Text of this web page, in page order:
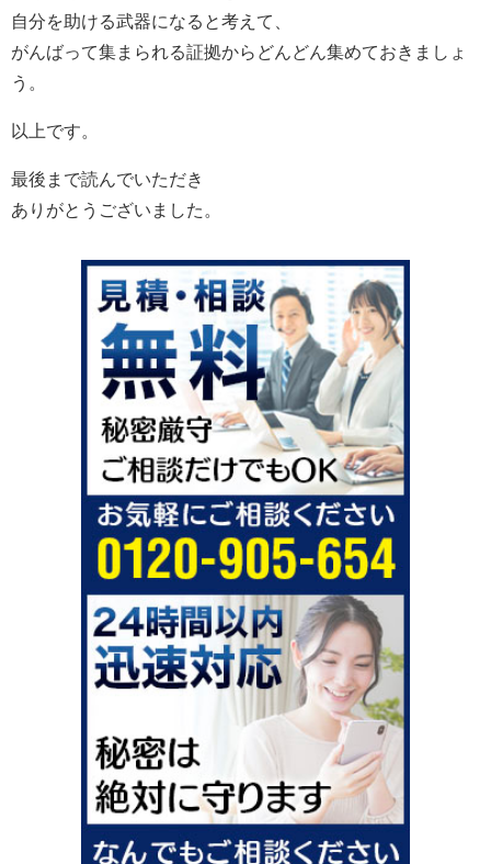
自分を助ける武器になると考えて、
がんばって集まられる証拠からどんどん集めておきましょ
う。
以上です。
最後まで読んでいただき
ありがとうございました。